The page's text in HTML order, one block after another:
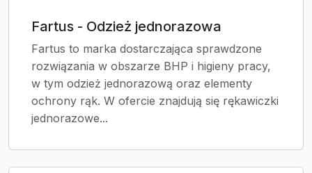
Fartus - Odzież jednorazowa
Fartus to marka dostarczająca sprawdzone
rozwiązania w obszarze BHP i higieny pracy,
w tym odzież jednorazową oraz elementy
ochrony rąk. W ofercie znajdują się rękawiczki
jednorazowe...